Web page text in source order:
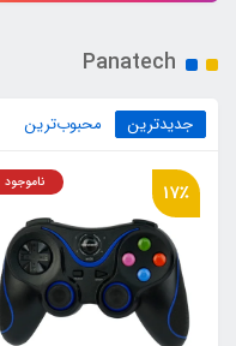
Panatech
جدیدترین محبوب‌ترین
17٪ ناموجود